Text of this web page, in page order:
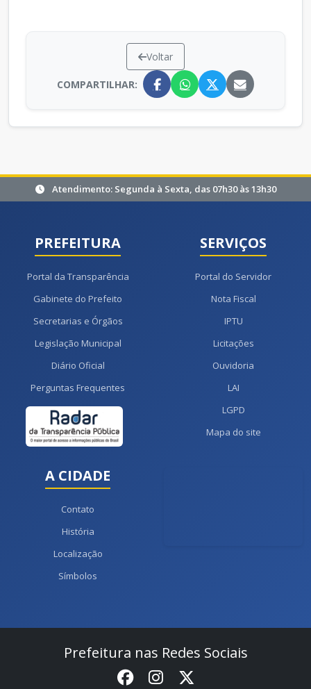
Voltar
COMPARTILHAR:
Atendimento: Segunda à Sexta, das 07h30 às 13h30
PREFEITURA
Portal da Transparência
Gabinete do Prefeito
Secretarias e Órgãos
Legislação Municipal
Diário Oficial
Perguntas Frequentes
SERVIÇOS
Portal do Servidor
Nota Fiscal
IPTU
Licitações
Ouvidoria
LAI
LGPD
Mapa do site
A CIDADE
Contato
História
Localização
Símbolos
Prefeitura nas Redes Sociais